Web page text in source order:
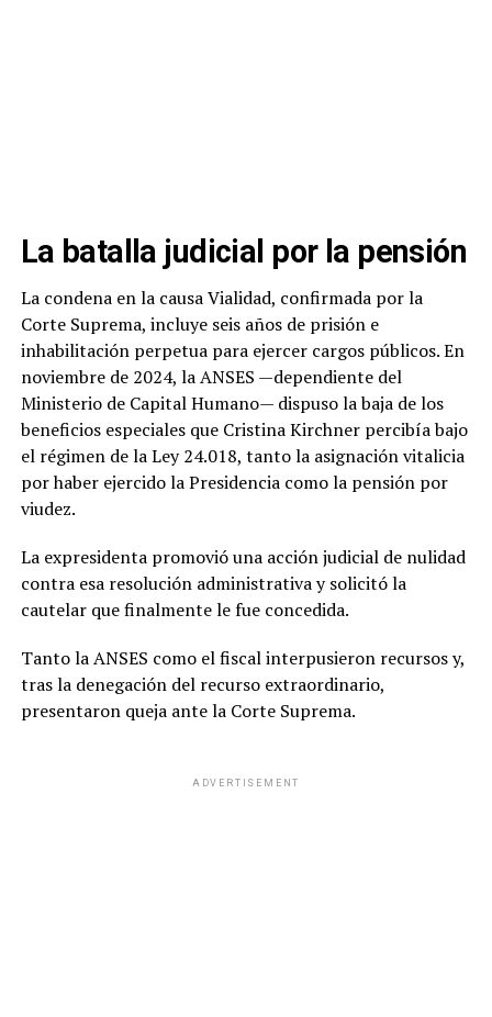
La batalla judicial por la pensión
La condena en la causa Vialidad, confirmada por la
Corte Suprema, incluye seis años de prisión e
inhabilitación perpetua para ejercer cargos públicos. En
noviembre de 2024, la ANSES —dependiente del
Ministerio de Capital Humano— dispuso la baja de los
beneficios especiales que Cristina Kirchner percibía bajo
el régimen de la Ley 24.018, tanto la asignación vitalicia
por haber ejercido la Presidencia como la pensión por
viudez.
La expresidenta promovió una acción judicial de nulidad
contra esa resolución administrativa y solicitó la
cautelar que finalmente le fue concedida.
Tanto la ANSES como el fiscal interpusieron recursos y,
tras la denegación del recurso extraordinario,
presentaron queja ante la Corte Suprema.
ADVERTISEMENT